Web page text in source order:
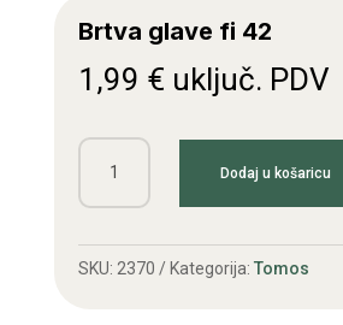
Brtva glave fi 42
1,99 € uključ. PDV
Brtva
glave
42
količina
Dodaj u košaricu
SKU: 2370 Kategorija: Tomos